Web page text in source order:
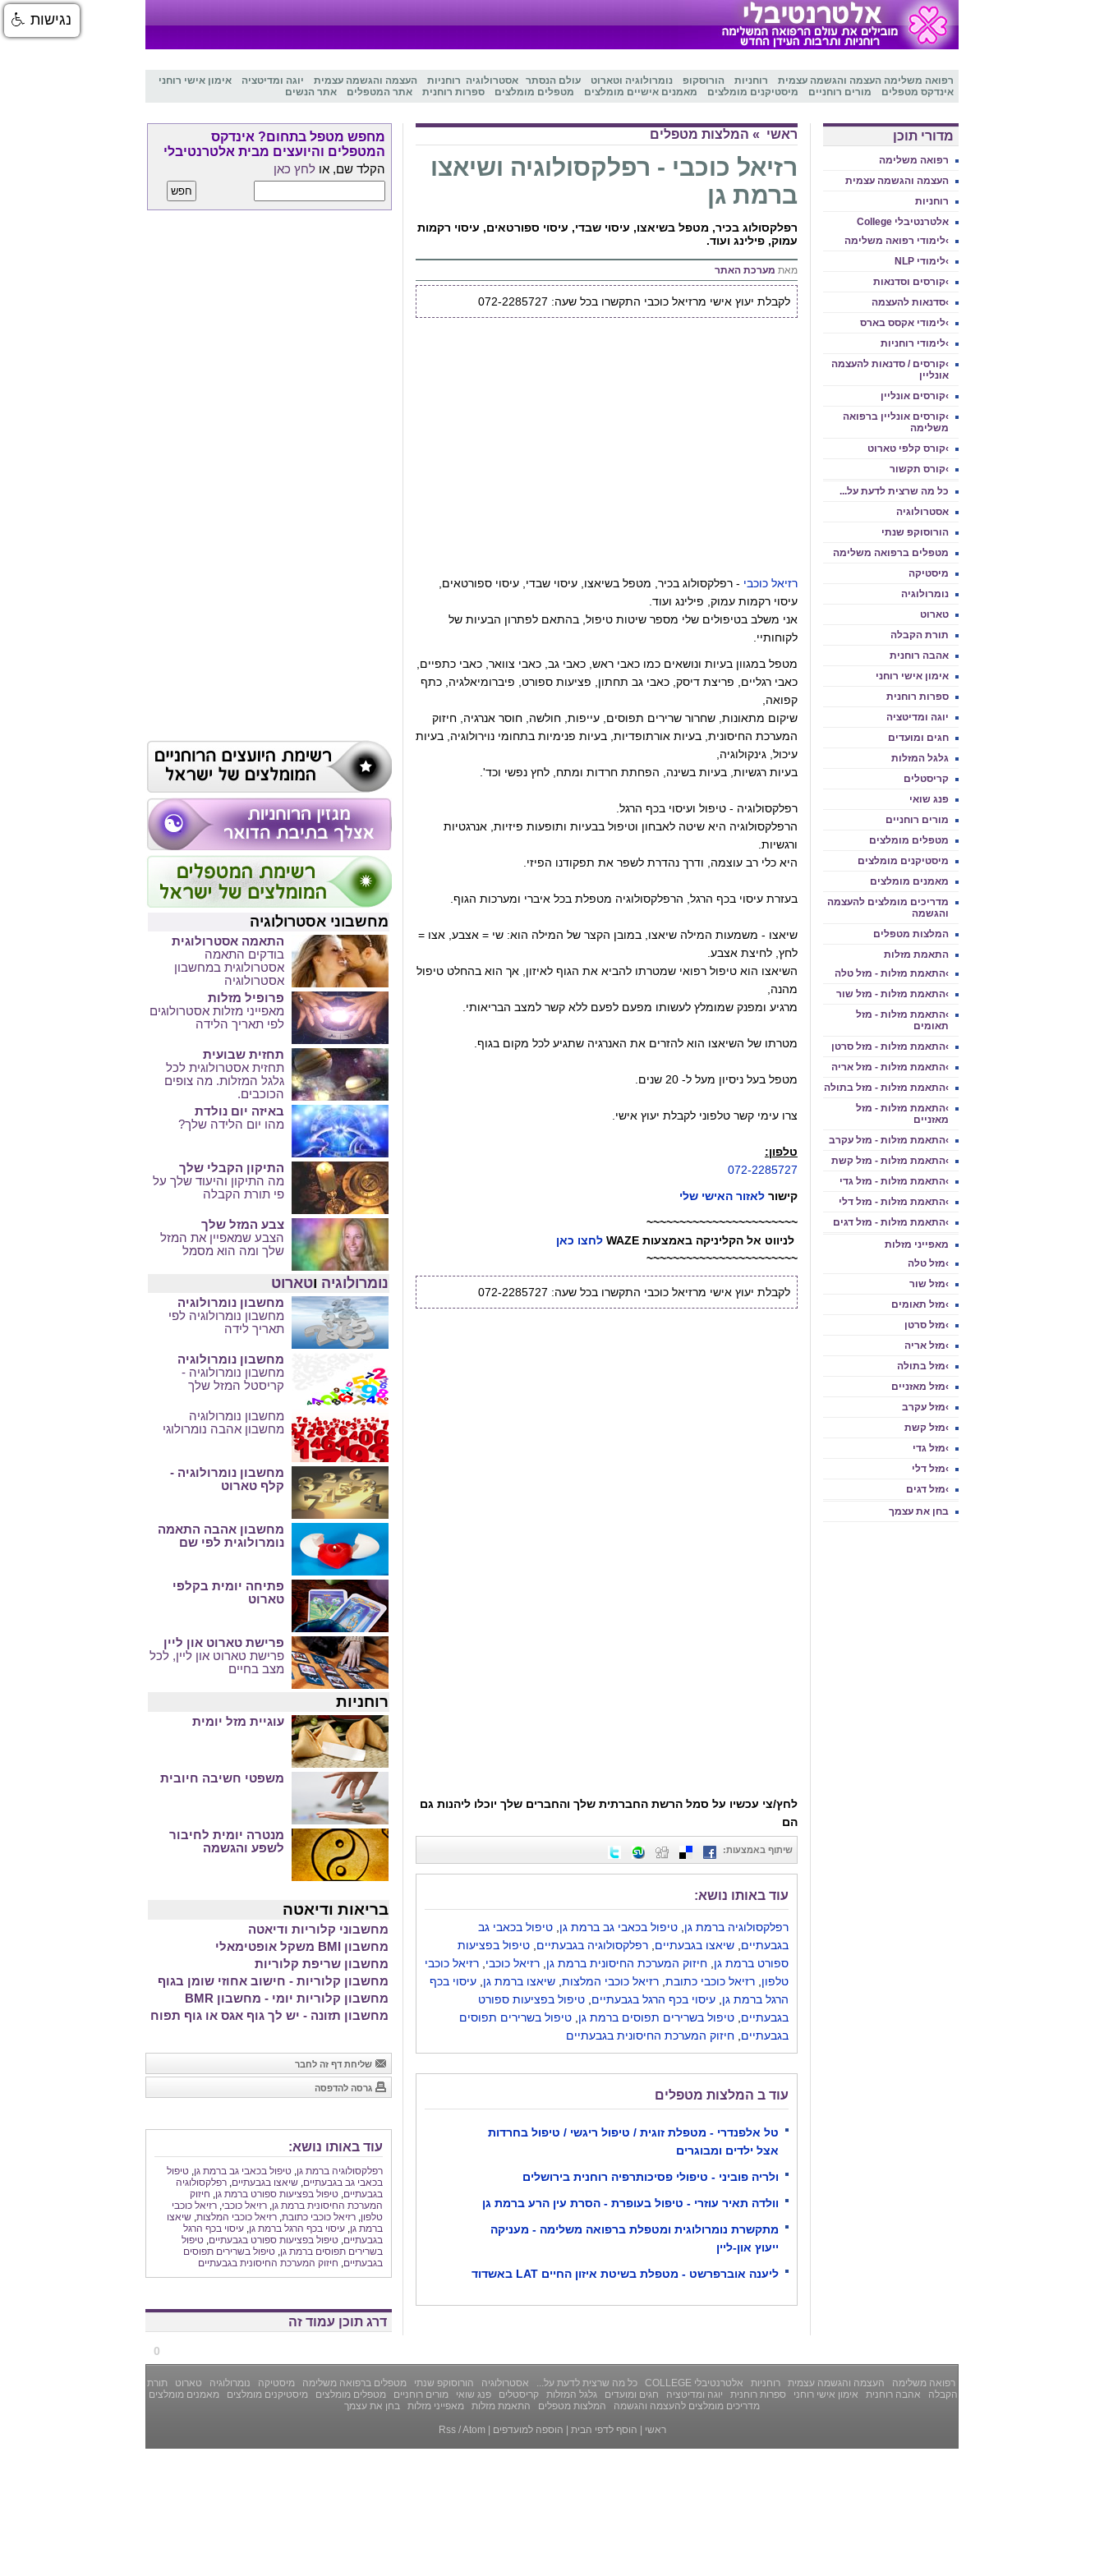
רפואה משלימה העצמה והגשמה עצמית רוחניות הורוסקופ נומרולוגיה וטארוט עולם הנסתר אסטרולוגיה רוחניות העצמה והגשמה עצמית יוגה ומדיטציה
אימון אישי רוחני
אינדקס מטפלים
מורים רוחניים מיסטיקנים מומלצים מאמנים אישיים מומלצים מטפלים מומלצים ספרות רוחנית אתר המטפלים אתר הנשים
מדורי תוכן
רפואה משלימה
העצמה והגשמה עצמית
רוחניות
אלטרנטיבלי College
›לימודי רפואה משלימה
›לימודי NLP
›קורסים וסדנאות
›סדנאות להעצמה
›לימודי אקסס בארס
›לימודי רוחניות
›קורסים / סדנאות להעצמה
אונליין
›קורסים אונליין
›קורסים אונליין ברפואה
משלימה
›קורס קלפי טארוט
›קורס תקשור
כל מה שרצית לדעת על...
אסטרולוגיה
הורוסוקפ שנתי
מטפלים ברפואה משלימה
מיסטיקה
נומרולוגיה
טארוט
תורת הקבלה
אהבה רוחנית
אימון אישי רוחני
ספרות רוחנית
יוגה ומדיטציה
חגים ומועדים
גלגל המזלות
קריסטלים
פנג שואי
מורים רוחניים
מטפלים מומלצים
מיסטיקנים מומלצים
מאמנים מומלצים
מדריכים מומלצים להעצמה
והגשמה
המלצות מטפלים
התאמת מזלות
›התאמת מזלות - מזל טלה
›התאמת מזלות - מזל שור
›התאמת מזלות - מזל
תאומים
›התאמת מזלות - מזל סרטן
›התאמת מזלות - מזל אריה
›התאמת מזלות - מזל בתולה
›התאמת מזלות - מזל
מאזניים
›התאמת מזלות - מזל עקרב
›התאמת מזלות - מזל קשת
›התאמת מזלות - מזל גדי
›התאמת מזלות - מזל דלי
›התאמת מזלות - מזל דגים
מאפייני מזלות
›מזל טלה
›מזל שור
›מזל תאומים
›מזל סרטן
›מזל אריה
›מזל בתולה
›מזל מאזניים
›מזל עקרב
›מזל קשת
›מזל גדי
›מזל דלי
›מזל דגים
בחן את עצמך
ראשי » המלצות מטפלים
רזיאל כוכבי - רפלקסולוגיה ושיאצו
ברמת גן
רפלקסולוג בכיר, מטפל בשיאצו, עיסוי שבדי, עיסוי ספורטאים, עיסוי רקמות
עמוק, פילינג ועוד.
מאת מערכת האתר
לקבלת יעוץ אישי מרזיאל כוכבי התקשרו בכל שעה: 072-2285727
רזיאל כוכבי - רפלקסולוג בכיר, מטפל בשיאצו, עיסוי שבדי, עיסוי ספורטאים,
עיסוי רקמות עמוק, פילינג ועוד.
אני משלב בטיפולים שלי מספר שיטות טיפול, בהתאם לפתרון הבעיות של
לקוחותיי.
מטפל במגוון בעיות ונושאים כמו כאבי ראש, כאבי גב, כאבי צוואר, כאבי כתפיים,
כאבי רגליים, פריצת דיסק, כאבי גב תחתון, פציעות ספורט, פיברומיאלגיה, כתף
קפואה,
שיקום מתאונות, שחרור שרירים תפוסים, עייפות, חולשה, חוסר אנרגיה, חיזוק
המערכת החיסונית, בעיות אורתופדיות, בעיות פנימיות בתחומי נוירולוגיה, בעיות
עיכול, גינקולוגיה,
בעיות רגשיות, בעיות בשינה, הפחתת חרדות ומתח, לחץ נפשי וכד'.
רפלקסולוגיה - טיפול ועיסוי בכף הרגל.
הרפלקסולוגיה היא שיטה לאבחון וטיפול בבעיות ותופעות פיזיות, אנרגטיות
ורגשיות.
היא כלי רב עוצמה, ודרך נהדרת לשפר את תפקודנו הפיזי.
בעזרת עיסוי בכף הרגל, הרפלקסולוגיה מטפלת בכל איברי ומערכות הגוף.
שיאצו - משמעות המילה שיאצו, במובן הקצר של המילה הוא: שי = אצבע, אצו =
לחץ, לחיצת אצבע.
השיאצו הוא טיפול רפואי שמטרתו להביא את הגוף לאיזון, אך הוא בהחלט טיפול
מהנה,
מרגיע ומפנק שמומלץ לעשותו מפעם לפעם ללא קשר למצב הבריאותי.
מטרתו של השיאצו הוא להזרים את האנרגיה שתגיע לכל מקום בגוף.
מטפל בעל ניסיון מעל ל- 20 שנים.
צרו עימי קשר טלפוני לקבלת יעוץ אישי.
טלפון:
072-2285727
קישור לאזור האישי שלי
~~~~~~~~~~~~~~~~~~~~~~~
לניווט אל הקליניקה באמצעות WAZE
לחצו כאן
~~~~~~~~~~~~~~~~~~~~~~~
לקבלת יעוץ אישי מרזיאל כוכבי התקשרו בכל שעה: 072-2285727
לחץ/צי עכשיו על סמל הרשת החברתית שלך והחברים שלך יוכלו ליהנות גם
הם
שיתוף באמצעות:
עוד באותו נושא:
רפלקסולוגיה ברמת גן טיפול בכאבי גב ברמת גן טיפול בכאבי גב
בגבעתיים שיאצו בגבעתיים רפלקסולוגיה בגבעתיים טיפול בפציעות
ספורט ברמת גן חיזוק המערכת החיסונית ברמת גן רזיאל כוכבי רזיאל כוכבי
טלפון רזיאל כוכבי כתובת רזיאל כוכבי המלצות שיאצו ברמת גן עיסוי בכף
הרגל ברמת גן עיסוי בכף הרגל בגבעתיים טיפול בפציעות ספורט
בגבעתיים טיפול בשרירים תפוסים ברמת גן טיפול בשרירים תפוסים
בגבעתיים חיזוק המערכת החיסונית בגבעתיים
עוד ב המלצות מטפלים
טל אלפנדרי - מטפלת זוגית / טיפול ריגשי / טיפול בחרדות
אצל ילדים ומבוגרים
ולריה פוביני - טיפולי פסיכותרפיה רוחנית בירושלים
וולדה תאיר עוזרי - טיפול בעופרת - הסרת עין הרע ברמת גן
מתקשרת נומרולוגית ומטפלת ברפואה משלימה - מעניקה
ייעוץ און-ליין
ליענה אוברפרשט - מטפלת בשיטת איזון החיים LAT באשדוד
מחפש מטפל בתחום? אינדקס
המטפלים והיועצים מבית אלטרנטיבלי
הקלד שם, או לחץ כאן
מחשבוני אסטרולוגיה
התאמה אסטרולוגית
בודקים התאמה
אסטרולוגית במחשבון
אסטרולוגיה
פרופיל מזלות
מאפייני מזלות אסטרולוגים
לפי תאריך הלידה
תחזית שבועית
תחזית אסטרולוגית לכל
גלגל המזלות. מה צופים
הכוכבים.
באיזה יום נולדת
מהו יום הלידה שלך?
התיקון הקבלי שלך
מה התיקון והיעוד שלך על
פי תורת הקבלה
צבע המזל שלך
הצבע שמאפיין את המזל
שלך ומה הוא מסמל
נומרולוגיה וטארוט
מחשבון נומרולוגיה
מחשבון נומרולוגיה לפי
תאריך לידה
מחשבון נומרולוגיה
מחשבון נומרולוגיה -
קריסטל המזל שלך
מחשבון נומרולוגיה
מחשבון אהבה נומרולוגי
מחשבון נומרולוגיה -
קלף טארוט
מחשבון אהבה התאמה
נומרולוגית לפי שם
פתיחה יומית בקלפי
טארוט
פרישת טארוט און ליין
פרישת טארוט און ליין, לכל
מצב בחיים
רוחניות
עוגיית מזל יומית
משפטי חשיבה חיובית
מנטרה יומית לחיבור
לשפע והגשמה
בריאות ודיאטה
מחשבוני קלוריות ודיאטה
מחשבון BMI משקל אופטימאלי
מחשבון שריפת קלוריות
מחשבון קלוריות - חישוב אחוזי שומן בגוף
מחשבון קלוריות יומי - מחשבון BMR
מחשבון תזונה - יש לך גוף אגס או גוף תפוח
שליחת דף זה לחבר
גרסה להדפסה
עוד באותו נושא:
רפלקסולוגיה ברמת גן, טיפול בכאבי גב ברמת גן, טיפול
בכאבי גב בגבעתיים, שיאצו בגבעתיים, רפלקסולוגיה
בגבעתיים, טיפול בפציעות ספורט ברמת גן, חיזוק
המערכת החיסונית ברמת גן, רזיאל כוכבי, רזיאל כוכבי
טלפון, רזיאל כוכבי כתובת, רזיאל כוכבי המלצות, שיאצו
ברמת גן, עיסוי בכף הרגל ברמת גן, עיסוי בכף הרגל
בגבעתיים, טיפול בפציעות ספורט בגבעתיים, טיפול
בשרירים תפוסים ברמת גן, טיפול בשרירים תפוסים
בגבעתיים, חיזוק המערכת החיסונית בגבעתיים
דרג תוכן עמוד זה
0
רפואה משלימה העצמה והגשמה עצמית רוחניות אלטרנטיבלי COLLEGE כל מה שרצית לדעת על... אסטרולוגיה הורוסוקפ שנתי מטפלים ברפואה משלימה מיסטיקה נומרולוגיה טארוט
תורת
הקבלה
אהבה רוחנית אימון אישי רוחני ספרות רוחנית יוגה ומדיטציה חגים ומועדים גלגל המזלות קריסטלים פנג שואי מורים רוחניים מטפלים מומלצים מיסטיקנים מומלצים
מאמנים מומלצים
מדריכים מומלצים להעצמה והגשמה
המלצות מטפלים התאמת מזלות מאפייני מזלות בחן את עצמך
ראשי הוסף לדפי הבית הוספה למועדפים Rss/Atom
נגישות